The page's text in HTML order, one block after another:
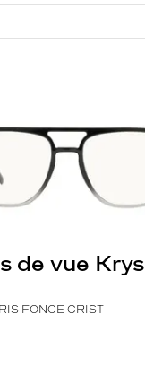
de vue Krys
FONCE CRIST